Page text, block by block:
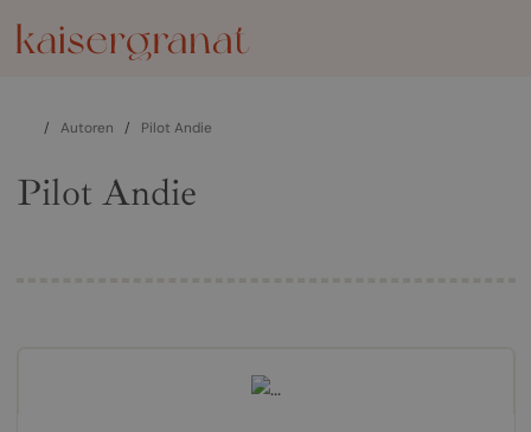
/ Autoren / Pilot Andie
Pilot Andie